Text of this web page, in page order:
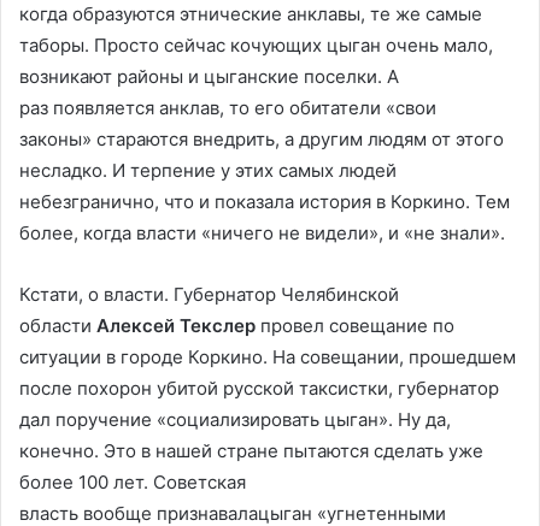
когда образуются этнические анклавы, те же самые
таборы. Просто сейчас кочующих цыган очень мало,
возникают районы и цыганские поселки. А
раз появляется анклав, то его обитатели «свои
законы» стараются внедрить, а другим людям от этого
несладко. И терпение у этих самых людей
небезгранично, что и показала история в Коркино. Тем
более, когда власти «ничего не видели», и «не знали».
Кстати, о власти. Губернатор Челябинской
области Алексей Текслер провел совещание по
ситуации в городе Коркино. На совещании, прошедшем
после похорон убитой русской таксистки, губернатор
дал поручение «социализировать цыган». Ну да,
конечно. Это в нашей стране пытаются сделать уже
более 100 лет. Советская
власть вообще признавалацыган «угнетенными